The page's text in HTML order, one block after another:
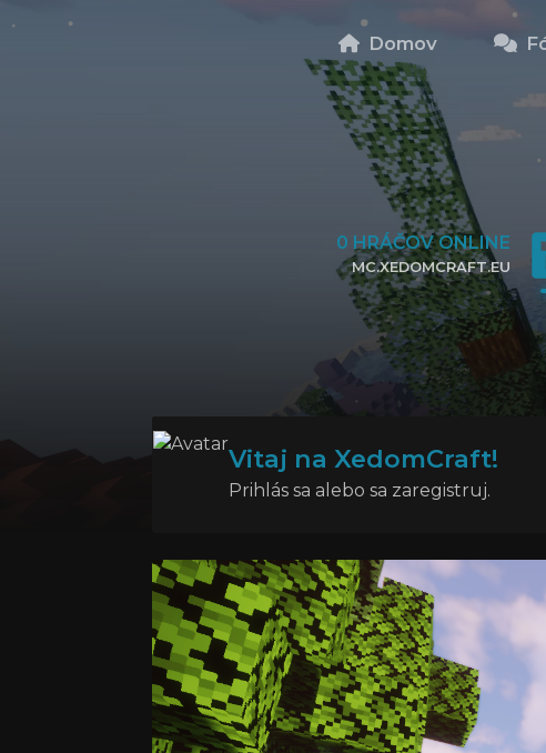
Domov
0 HRÁČOV ONLINE
MC.XEDOMCRAFT.EU
KLIKNITE PRE SKOPÍROVANIE IP
Vitaj na XedomCraft!
Prihlás sa alebo sa zaregistruj.